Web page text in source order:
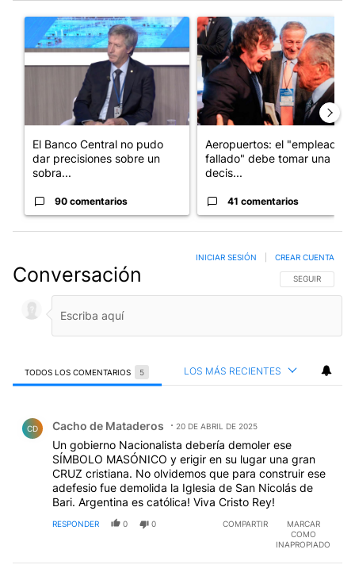
Un artículo de tendencia con el título "El Banco Central no
El Banco Central no pudo
dar precisiones sobre un
sobra...
90 comentarios
Un artículo de tendencia con
Aeropuertos: el "empleado
fallado" debe tomar una
decis...
41 comentarios
Conversación SIGA ESTA
SEGUIR
INICIAR SESIÓN CREAR CUENTA
TODOS LOS COMENTARIOS 5 LOS MÁS RECIENTES
CD Cacho de Mataderos 20 DE ABRIL DE 2025
Un gobierno Nacionalista debería demoler ese
SÍMBOLO MASÓNICO y erigir en su lugar una gran
CRUZ cristiana. No olvidemos que para construir ese
adefesio fue demolida la Iglesia de San Nicolás de
Bari. Argentina es católica! Viva Cristo Rey!
RESPONDER 0 0 COMPARTIR
MARCAR
COMO
INAPROPIADO